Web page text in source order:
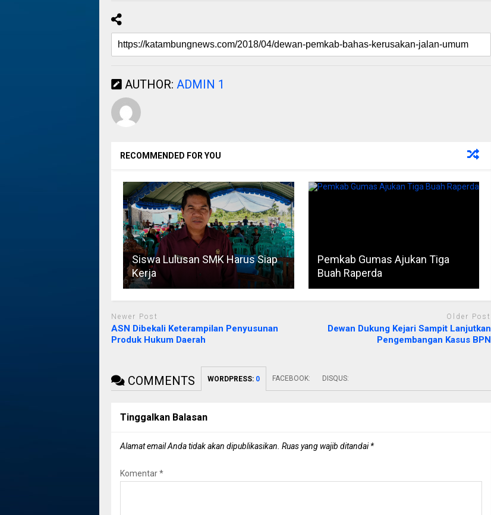
AUTHOR: ADMIN 1
RECOMMENDED FOR YOU
Siswa Lulusan SMK Harus Siap
Kerja
Pemkab Gumas Ajukan Tiga
Buah Raperda
Newer Post
ASN Dibekali Keterampilan Penyusunan
Produk Hukum Daerah
Older Post
Dewan Dukung Kejari Sampit Lanjutkan
Pengembangan Kasus BPN
COMMENTS WORDPRESS: 0 FACEBOOK: DISQUS:
Tinggalkan Balasan
Alamat email Anda tidak akan dipublikasikan. Ruas yang wajib ditandai*
Komentar*